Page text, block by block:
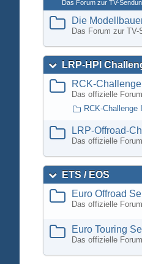
Das Forum zur TV-
Die
Das Forum zur
LRP-HPI
RCK-
Das offizielle
RCK-Challenge
LRP-Offroad-
Das offizielle
ETS / EOS
Euro Offroad
Das offizielle
Euro Touring
Das offizielle